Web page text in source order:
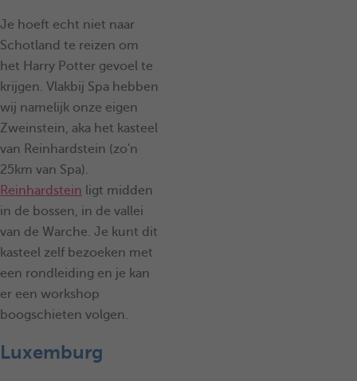
Je hoeft echt niet naar
Schotland te reizen om
het Harry Potter gevoel te
krijgen. Vlakbij Spa hebben
wij namelijk onze eigen
Zweinstein, aka het kasteel
van Reinhardstein (zo'n
25km van Spa).
Reinhardstein ligt midden
in de bossen, in de vallei
van de Warche. Je kunt dit
kasteel zelf bezoeken met
een rondleiding en je kan
er een workshop
boogschieten volgen.
Luxemburg